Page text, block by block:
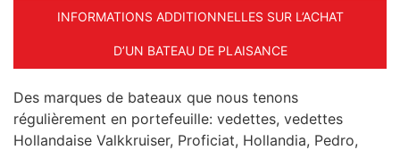
INFORMATIONS ADDITIONNELLES SUR L’ACHAT
D’UN BATEAU DE PLAISANCE
Des marques de bateaux que nous tenons
régulièrement en portefeuille: vedettes, vedettes
Hollandaise Valkkruiser, Proficiat, Hollandia, Pedro,